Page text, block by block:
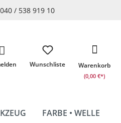
/ 538 919 10
Wunschliste Warenkorb
(0,00 €*)
FARBE • WELLE